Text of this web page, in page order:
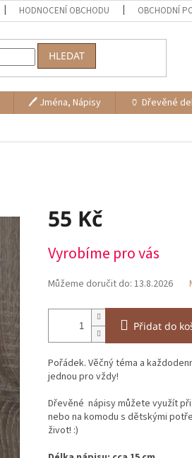
HODNOCENÍ OBCHODU OBCHODNÍ
HLEDAT
🖊 Jména, Nápisy 🏺 Dřevěné
55 Kč
cena:
Vyrobíme pro vás
Můžeme doručit do: 13.8.2026
Přidat do
Pořádek. Věčný téma a
jednou pro vždy!
Dřevěné nápisy můžete využít
nebo na komodu s dětskými
život! :)